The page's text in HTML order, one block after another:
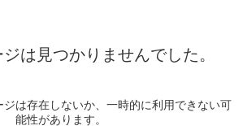
は見つかりませんでした。
は存在しないか、一時的に利用できない可
能性があります。